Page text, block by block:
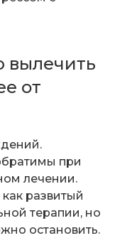
вылечить
от
при
лечении.
развитый
терапии, но
остановить.